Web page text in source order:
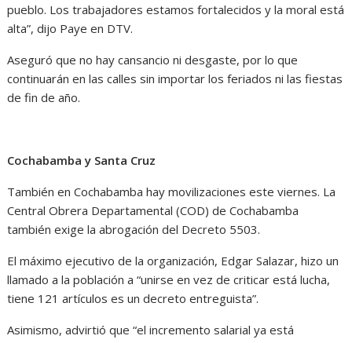
pueblo. Los trabajadores estamos fortalecidos y la moral está
alta”, dijo Paye en DTV.
Aseguró que no hay cansancio ni desgaste, por lo que
continuarán en las calles sin importar los feriados ni las fiestas
de fin de año.
Cochabamba y Santa Cruz
También en Cochabamba hay movilizaciones este viernes. La
Central Obrera Departamental (COD) de Cochabamba
también exige la abrogación del Decreto 5503.
El máximo ejecutivo de la organización, Edgar Salazar, hizo un
llamado a la población a “unirse en vez de criticar está lucha,
tiene 121 artículos es un decreto entreguista”.
Asimismo, advirtió que “el incremento salarial ya está